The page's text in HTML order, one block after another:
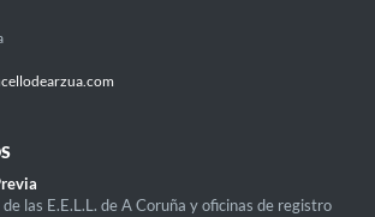
las E.E.L.L. de A Coruña y oficinas de registro